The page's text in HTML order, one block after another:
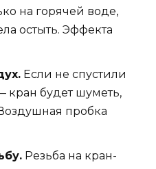
на горячей воде,
остыть. Эффекта
Если не спустили
кран будет шуметь,
пробка
Резьба на кран-